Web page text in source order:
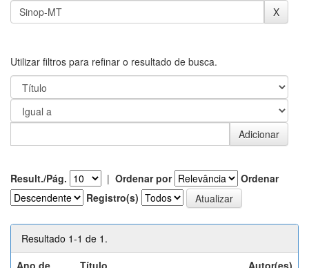
Utilizar filtros para refinar o resultado de busca.
Result./Pág. | Ordenar por
Ordenar
Registro(s)
Resultado 1-1 de 1.
Ano de
Título Autor(es)